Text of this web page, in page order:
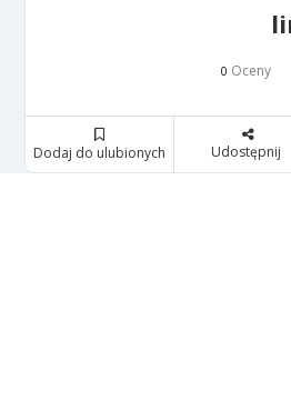
0 Oceny
Dodaj do ulubionych Udostępnij